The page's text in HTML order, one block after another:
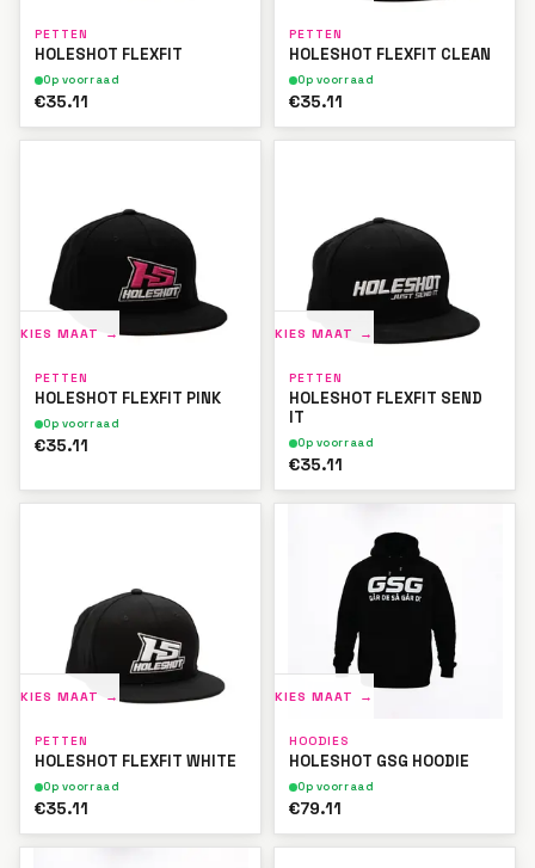
PETTEN
HOLESHOT FLEXFIT
Op voorraad
€35.11
PETTEN
HOLESHOT FLEXFIT CLEAN
Op voorraad
€35.11
KIES MAAT →
PETTEN
HOLESHOT FLEXFIT PINK
Op voorraad
€35.11
KIES MAAT →
PETTEN
HOLESHOT FLEXFIT SEND
IT
Op voorraad
€35.11
KIES MAAT →
PETTEN
HOLESHOT FLEXFIT WHITE
Op voorraad
€35.11
KIES MAAT →
HOODIES
HOLESHOT GSG HOODIE
Op voorraad
€79.11